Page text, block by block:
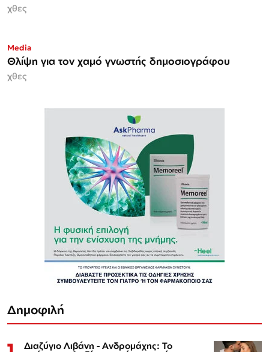
χθες
Media
Θλίψη για τον χαμό γνωστής δημοσιογράφου
χθες
Δημοφιλή
Διαζύγιο Λιβάνη - Ανδρομάχης: Το